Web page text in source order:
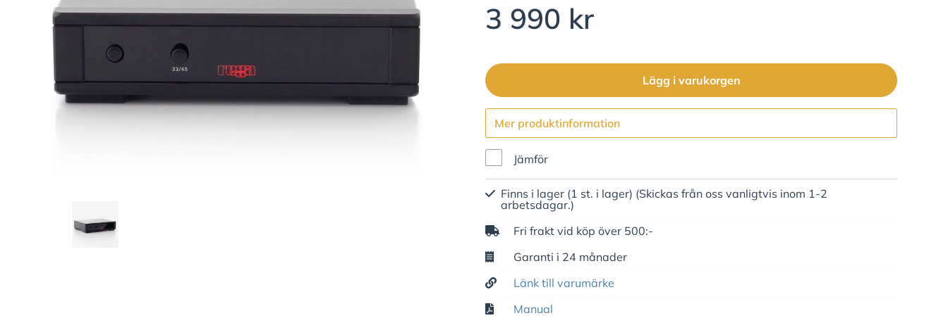
3 990 kr
Lägg i varukorgen
Mer produktinformation
Jämför
Finns i lager (1 st. i lager) (Skickas från oss vanligtvis inom 1-2
arbetsdagar.)
Fri frakt vid köp över 500:-
Garanti i 24 månader
Länk till varumärke
Manual